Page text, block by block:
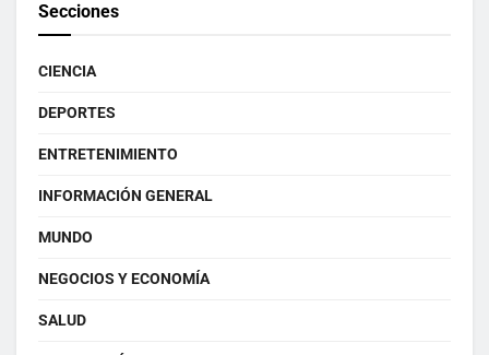
Secciones
CIENCIA
DEPORTES
ENTRETENIMIENTO
INFORMACIÓN GENERAL
MUNDO
NEGOCIOS Y ECONOMÍA
SALUD